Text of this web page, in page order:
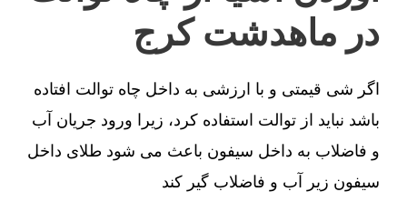
در ماهدشت کرج
اگر شی قیمتی و با ارزشی به داخل چاه توالت افتاده
باشد نباید از توالت استفاده کرد، زیرا ورود جریان آب
و فاضلاب به داخل سیفون باعث می شود طلای داخل
سیفون زیر آب و فاضلاب گیر کند